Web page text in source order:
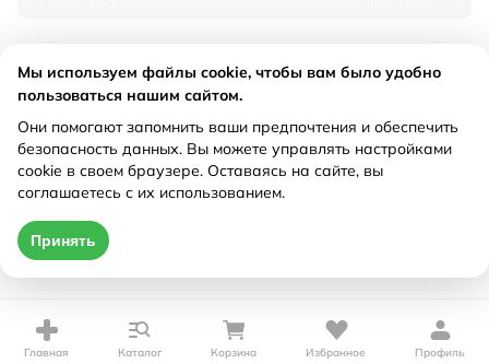
Характеристики
Рецепт
Не требуется
Главная Каталог Корзина Избранное Профиль
Мы используем файлы cookie, чтобы вам было удобно
пользоваться нашим сайтом.
Они помогают запомнить ваши предпочтения и обеспечить
безопасность данных. Вы можете управлять настройками
cookie в своем браузере. Оставаясь на сайте, вы
соглашаетесь с их использованием.
Принять